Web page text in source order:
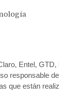
Entel,
responsable
que están